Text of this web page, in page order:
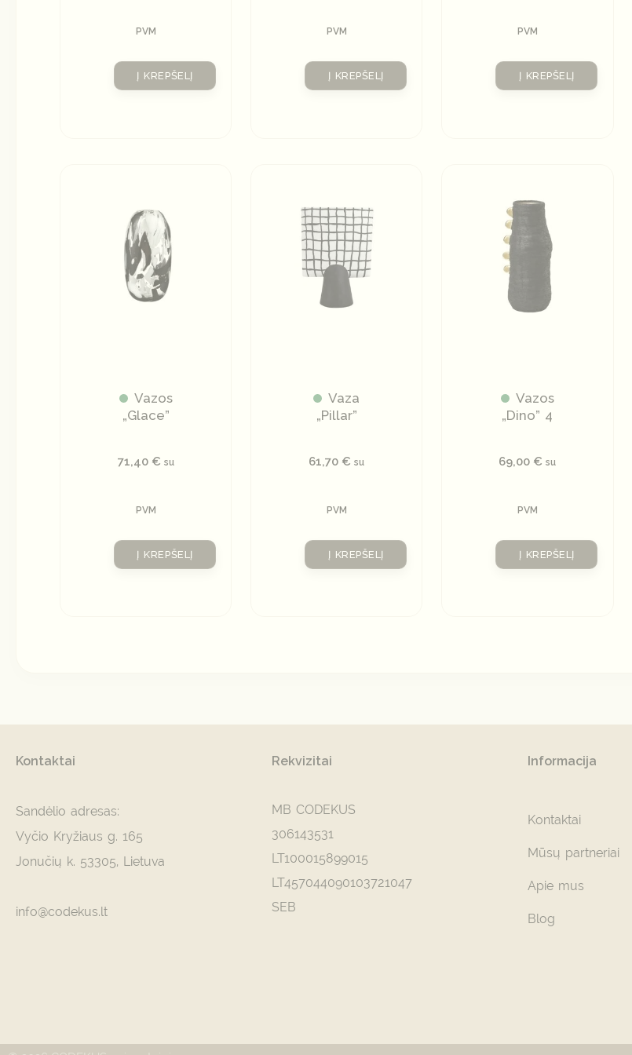
PVM
Į KREPŠELĮ
PVM
Į KREPŠELĮ
PVM
Į KREPŠELĮ
Vazos
„Glace”
71,40 € su
PVM
Į KREPŠELĮ
Vaza
„Pillar”
61,70 € su
PVM
Į KREPŠELĮ
Vazos
„Dino” 4
69,00 € su
PVM
Į KREPŠELĮ
Kontaktai
Sandėlio adresas:
Vyčio Kryžiaus g. 165
Jonučių k. 53305, Lietuva
info@codekus.lt
Rekvizitai
MB CODEKUS
306143531
LT100015899015
LT457044090103721047
SEB
Informacija
Kontaktai
Mūsų partneriai
Apie mus
Blog